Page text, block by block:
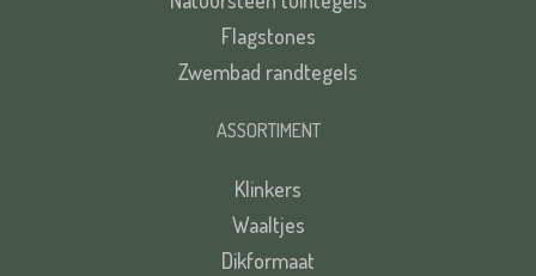
Flagstones
Zwembad randtegels
ASSORTIMENT
Klinkers
Waaltjes
Dikformaat